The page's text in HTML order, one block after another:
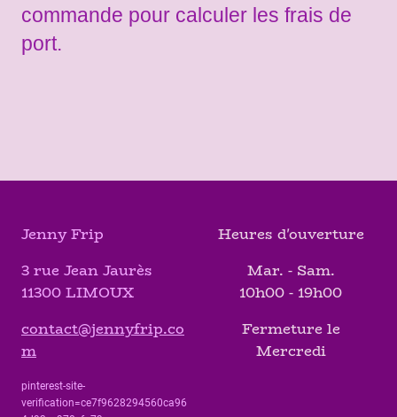
commande pour calculer les frais de
port.
Jenny Frip
3 rue Jean Jaurès
11300 LIMOUX
contact@jennyfrip.co
m
pinterest-site-
verification=ce7f9628294560ca96
Heures d'ouverture
Mar. - Sam.
10h00 - 19h00
Fermeture le
Mercredi